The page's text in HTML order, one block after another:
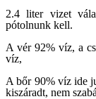
2.4 liter vizet
pótolnunk kell.
A vér 92% víz, a
víz,
A bőr 90% víz ide
kiszáradt, nem